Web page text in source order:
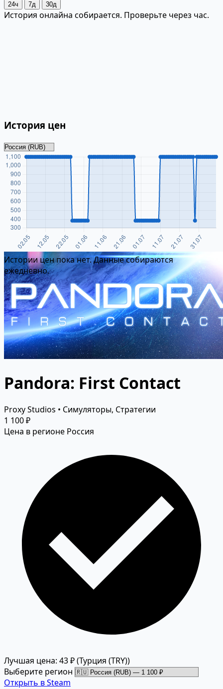
24ч 7д 30д
История онлайна собирается. Проверьте через час.
История цен
Истории цен пока нет. Данные собираются
ежедневно.
Pandora: First Contact
Proxy Studios • Симуляторы, Стратегии
1 100 ₽
Цена в регионе Россия
Лучшая цена: 43 ₽(Турция (TRY))
Выберите регион
Открыть в Steam